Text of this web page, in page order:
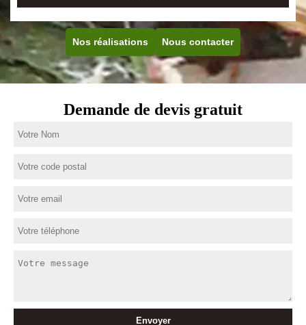
Nos réalisations Nous contacter
Demande de devis gratuit